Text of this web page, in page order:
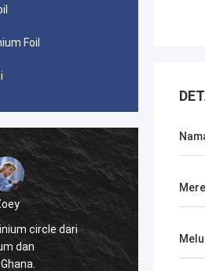
Foil
circle dari
dan